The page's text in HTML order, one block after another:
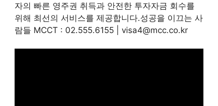
자의 빠른 영주권 취득과 안전한 투자자금 회수를
위해 최선의 서비스를 제공합니다.성공을 이끄는 사
람들 MCCT : 02.555.6155 | visa4@mcc.co.kr